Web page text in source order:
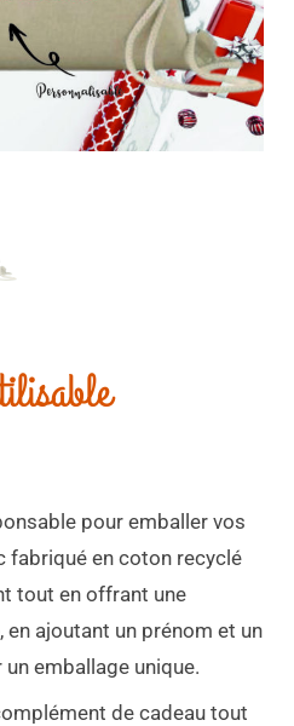
pour emballer vos
fabriqué en coton recyclé
tout en offrant une
ajoutant un prénom et un
emballage unique.
de cadeau tout